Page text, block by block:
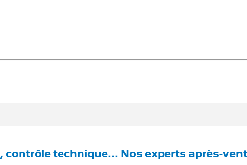
technique... Nos experts après-